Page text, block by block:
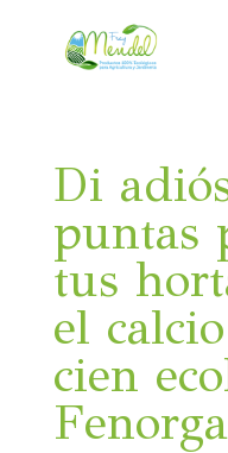
Di
puntas
tus
el
cien